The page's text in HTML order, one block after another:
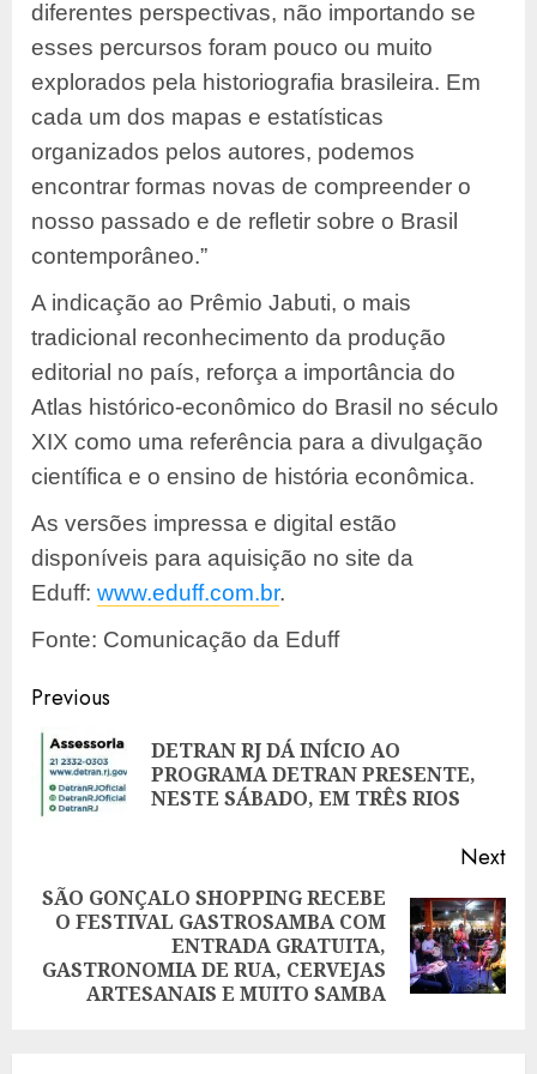
diferentes perspectivas, não importando se
esses percursos foram pouco ou muito
explorados pela historiografia brasileira. Em
cada um dos mapas e estatísticas
organizados pelos autores, podemos
encontrar formas novas de compreender o
nosso passado e de refletir sobre o Brasil
contemporâneo.”
A indicação ao Prêmio Jabuti, o mais
tradicional reconhecimento da produção
editorial no país, reforça a importância do
Atlas histórico-econômico do Brasil no século
XIX como uma referência para a divulgação
científica e o ensino de história econômica.
As versões impressa e digital estão
disponíveis para aquisição no site da
Eduff: www.eduff.com.br.
Fonte: Comunicação da Eduff
Post
navigation
Previous
DETRAN RJ DÁ INÍCIO AO
PROGRAMA DETRAN PRESENTE,
NESTE SÁBADO, EM TRÊS RIOS
Next
Next
post:
SÃO GONÇALO SHOPPING RECEBE
O FESTIVAL GASTROSAMBA COM
ENTRADA GRATUITA,
GASTRONOMIA DE RUA, CERVEJAS
ARTESANAIS E MUITO SAMBA